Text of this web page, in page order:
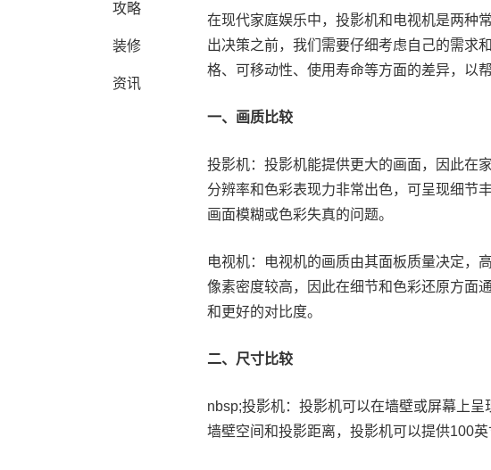
攻略
装修
资讯
在现代家庭娱乐中，投影机和电视机是两种
出决策之前，我们需要仔细考虑自己的需求
格、可移动性、使用寿命等方面的差异，以
一、画质比较
投影机：投影机能提供更大的画面，因此在
分辨率和色彩表现力非常出色，可呈现细节
画面模糊或色彩失真的问题。
电视机：电视机的画质由其面板质量决定，
像素密度较高，因此在细节和色彩还原方面
和更好的对比度。
二、尺寸比较
nbsp;投影机：投影机可以在墙壁或屏幕上
墙壁空间和投影距离，投影机可以提供100